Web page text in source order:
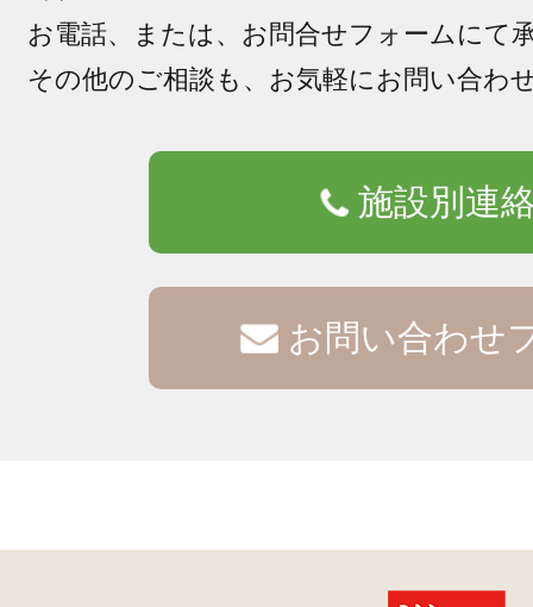
お電話、または、お問合せフォームにて
その他のご相談も、お気軽にお問い合わ
施設別連
お問い合わせ